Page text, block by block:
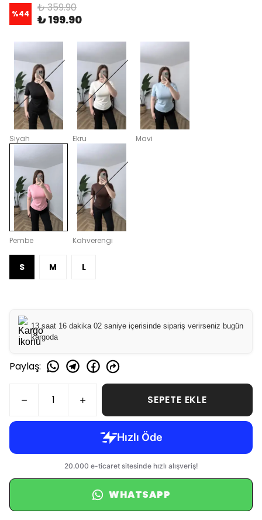
%44 ₺ 359.90
₺ 199.90
Siyah Ekru Mavi
Pembe Kahverengi
S M L
13 saat 16 dakika 01 saniye içerisinde sipariş verirseniz bugün
kargoda